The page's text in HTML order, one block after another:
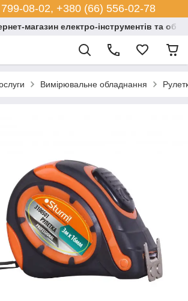
08-02, +380 (66) 556-02-78
магазин електро-інструментів та
Вимірювальне обладнання